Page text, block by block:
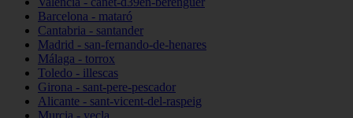
Barcelona - mataró
Cantabria - santander
Madrid - san-fernando-de-henares
Málaga - torrox
Toledo - illescas
Girona - sant-pere-pescador
Alicante - sant-vicent-del-raspeig
Murcia - yecla